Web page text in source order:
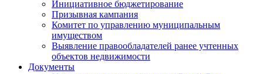
Инициативное бюджетирование
Призывная кампания
Комитет по управлению муниципальным
имуществом
Выявление правообладателей ранее учтенных
объектов недвижимости
Документы